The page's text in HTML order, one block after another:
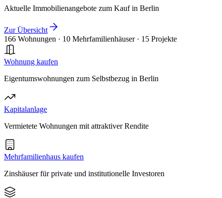
Aktuelle Immobilienangebote zum Kauf in Berlin
Zur Übersicht
166 Wohnungen · 10 Mehrfamilienhäuser · 15 Projekte
Wohnung kaufen
Eigentumswohnungen zum Selbstbezug in Berlin
Kapitalanlage
Vermietete Wohnungen mit attraktiver Rendite
Mehrfamilienhaus kaufen
Zinshäuser für private und institutionelle Investoren